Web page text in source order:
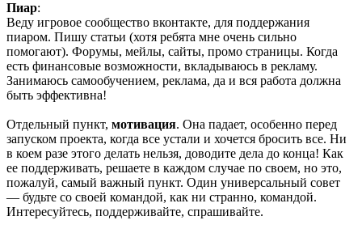
Пиар:
Веду игровое сообщество вконтакте, для поддержания
пиаром. Пишу статьи (хотя ребята мне очень сильно
помогают). Форумы, мейлы, сайты, промо страницы. Когда
есть финансовые возможности, вкладываюсь в рекламу.
Занимаюсь самообучением, реклама, да и вся работа должна
быть эффективна!
Отдельный пункт, мотивация. Она падает, особенно перед
запуском проекта, когда все устали и хочется бросить все. Ни
в коем разе этого делать нельзя, доводите дела до конца! Как
ее поддерживать, решаете в каждом случае по своем, но это,
пожалуй, самый важный пункт. Один универсальный совет
— будьте со своей командой, как ни странно, командой.
Интересуйтесь, поддерживайте, спрашивайте.